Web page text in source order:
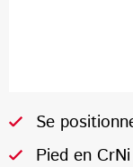
Se
Pied en